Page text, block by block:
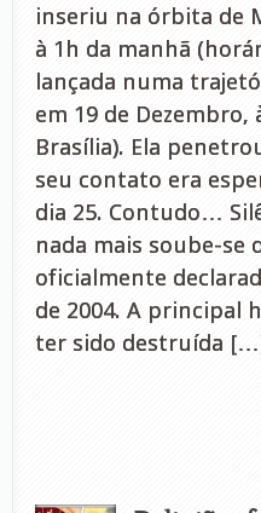
inseriu na órbita de
à 1h da manhã
lançada numa
em 19 de
Brasília). Ela
seu contato era
dia 25. Contudo…
nada mais soube-se
oficialmente
de 2004. A principal
ter sido destruída